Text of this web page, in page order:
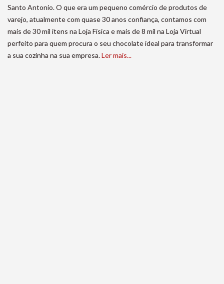
Santo Antonio. O que era um pequeno comércio de produtos de
varejo, atualmente com quase 30 anos confiança, contamos com
mais de 30 mil itens na Loja Física e mais de 8 mil na Loja Virtual
perfeito para quem procura o seu chocolate ideal para transformar
a sua cozinha na sua empresa.Ler mais...